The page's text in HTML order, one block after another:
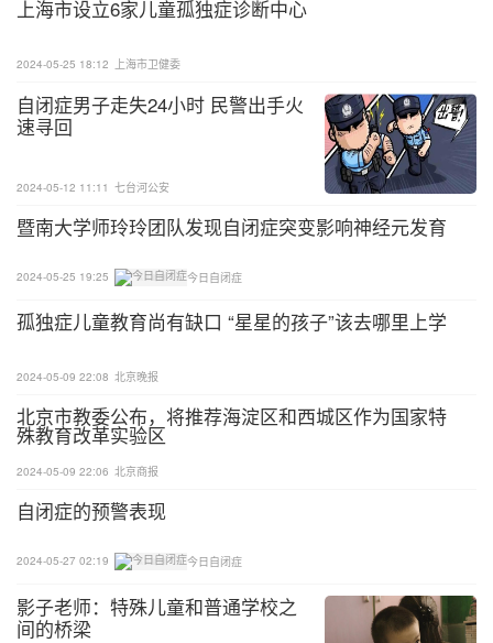
此次活动的开展既是一次慈善温暖的传递，也是一次
感，彰显了爱心单位持之以恒的奉献精神。济南市残
疾人福利基金会将以此次活动为契机，持续擦亮“集
福泉城”品牌，全心全意为残疾人办实事、办好事，
搭建爱心平台，凝聚助残力量，不断增进广大残疾人
兄弟姐妹的民生福祉。
上海市设立6家儿童孤独症诊断中心
2024-05-25 18:12 上海市卫健委
自闭症男子走失24小时 民警出手火
速寻回
2024-05-12 11:11 七台河公安
暨南大学师玲玲团队发现自闭症突变影响神经元发育
2024-05-25 19:25 今日自闭症
孤独症儿童教育尚有缺口 “星星的孩子”该去哪里上学
2024-05-09 22:08 北京晚报
北京市教委公布，将推荐海淀区和西城区作为国家特
殊教育改革实验区
2024-05-09 22:06 北京商报
自闭症的预警表现
2024-05-27 02:19 今日自闭症
影子老师：特殊儿童和普通学校之
间的桥梁